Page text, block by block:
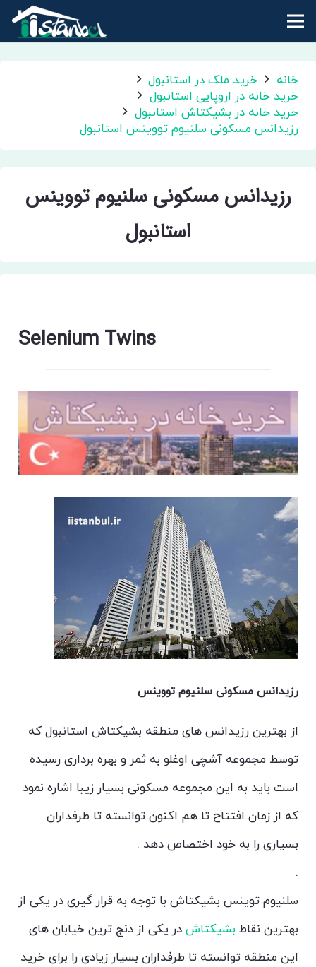
خانه
خرید ملک در استانبول
خرید خانه در اروپایی استانبول
خرید خانه در بشیکتاش استانبول
رزیدانس مسکونی سلنیوم تووینس استانبول
رزیدانس مسکونی سلنیوم تووینس
استانبول
Selenium Twins
رزیدانس مسکونی سلنیوم تووینس
از بهترین رزیدانس های منطقه بشیکتاش استانبول که
توسط مجموعه آشچی اوغلو به ثمر و بهره برداری رسیده
است باید به این مجموعه مسکونی بسیار زیبا اشاره نمود
که از زمان افتتاح تا هم اکنون توانسته تا طرفداران
بسیاری را به خود اختصاص دهد .
.
سلنیوم توینس بشیکتاش با توجه به قرار گیری در یکی از
بهترین نقاط بشیکتاش در یکی از دنج ترین خیابان های
این منطقه توانسته تا طرفداران بسیار زیادی را برای خرید